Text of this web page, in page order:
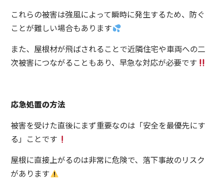
これらの被害は強風によって瞬時に発生するため、防ぐ
ことが難しい場合もあります
また、屋根材が飛ばされることで近隣住宅や車両への二
次被害につながることもあり、早急な対応が必要です
応急処置の方法
被害を受けた直後にまず重要なのは「安全を最優先にす
る」ことです
屋根に直接上がるのは非常に危険で、落下事故のリスク
があります